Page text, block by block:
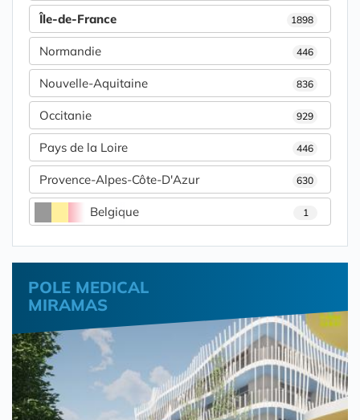
Île-de-France 1898
Normandie 446
Nouvelle-Aquitaine 836
Occitanie 929
Pays de la Loire 446
Provence-Alpes-Côte-D'Azur 630
Belgique 1
POLE MEDICAL
MIRAMAS